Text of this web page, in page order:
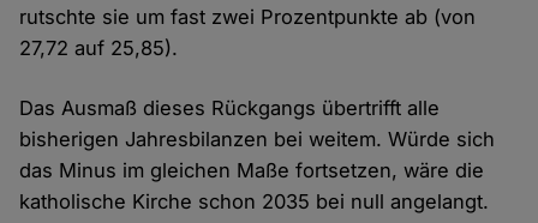
rutschte sie um fast zwei Prozentpunkte ab (von
27,72 auf 25,85).
Das Ausmaß dieses Rückgangs übertrifft alle
bisherigen Jahresbilanzen bei weitem. Würde sich
das Minus im gleichen Maße fortsetzen, wäre die
katholische Kirche schon 2035 bei null angelangt.